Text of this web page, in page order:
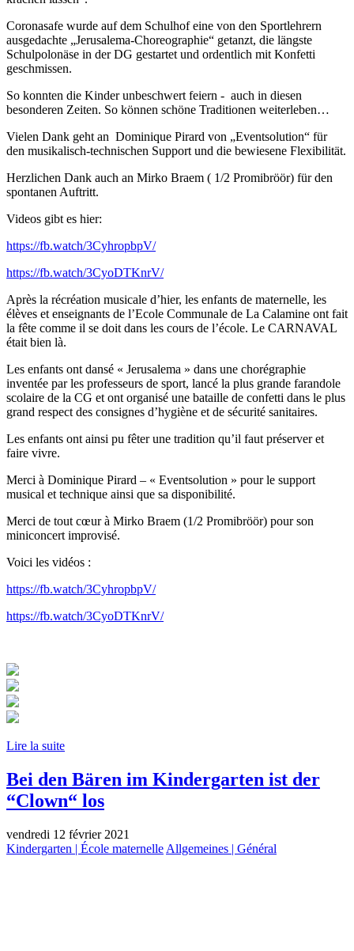
Coronasafe wurde auf dem Schulhof eine von den Sportlehrern
ausgedachte „Jerusalema-Choreographie“ getanzt, die längste
Schulpolonäse in der DG gestartet und ordentlich mit Konfetti
geschmissen.
So konnten die Kinder unbeschwert feiern - auch in diesen
besonderen Zeiten. So können schöne Traditionen weiterleben…
Vielen Dank geht an Dominique Pirard von „Eventsolution“ für
den musikalisch-technischen Support und die bewiesene Flexibilität.
Herzlichen Dank auch an Mirko Braem ( 1/2 Promibröör) für den
spontanen Auftritt.
Videos gibt es hier:
https://fb.watch/3CyhropbpV/
https://fb.watch/3CyoDTKnrV/
Après la récréation musicale d’hier, les enfants de maternelle, les
élèves et enseignants de l’Ecole Communale de La Calamine ont fait
la fête comme il se doit dans les cours de l’école. Le CARNAVAL
était bien là.
Les enfants ont dansé « Jerusalema » dans une chorégraphie
inventée par les professeurs de sport, lancé la plus grande farandole
scolaire de la CG et ont organisé une bataille de confetti dans le plus
grand respect des consignes d’hygiène et de sécurité sanitaires.
Les enfants ont ainsi pu fêter une tradition qu’il faut préserver et
faire vivre.
Merci à Dominique Pirard – « Eventsolution » pour le support
musical et technique ainsi que sa disponibilité.
Merci de tout cœur à Mirko Braem (1/2 Promibröör) pour son
miniconcert improvisé.
Voici les vidéos :
https://fb.watch/3CyhropbpV/
https://fb.watch/3CyoDTKnrV/
Lire la suite
Bei den Bären im Kindergarten ist der
“Clown“ los
vendredi 12 février 2021
Kindergarten | École maternelle Allgemeines | Général